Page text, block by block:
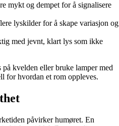
mykt og dempet for å signalisere
lyskilder for å skape variasjon og
med jevnt, klart lys som ikke
på kvelden eller bruke lamper med
for hvordan et rom oppleves.
påvirker humøret. En